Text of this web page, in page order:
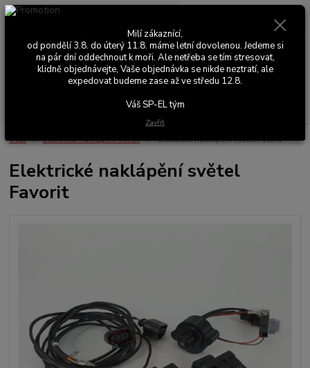
Menu
+420 603 411 581
0,00 Kč
Úvod Elektrické naklápění světel Elektrické naklápění světel Favorit
Elektrické naklápění světel
Favorit
Milí zákaznící,
od pondělí 3.8. do úterý 11.8. máme letní dovolenou. Jedeme si
na pár dní oddechnout k moři. Ale netřeba se tím stresovat,
klidně objednávejte, Vaše objednávka se nikde neztratí, ale
expedovat budeme zase až ve středu 12.8.
Váš SP-EL tým
Zavřít